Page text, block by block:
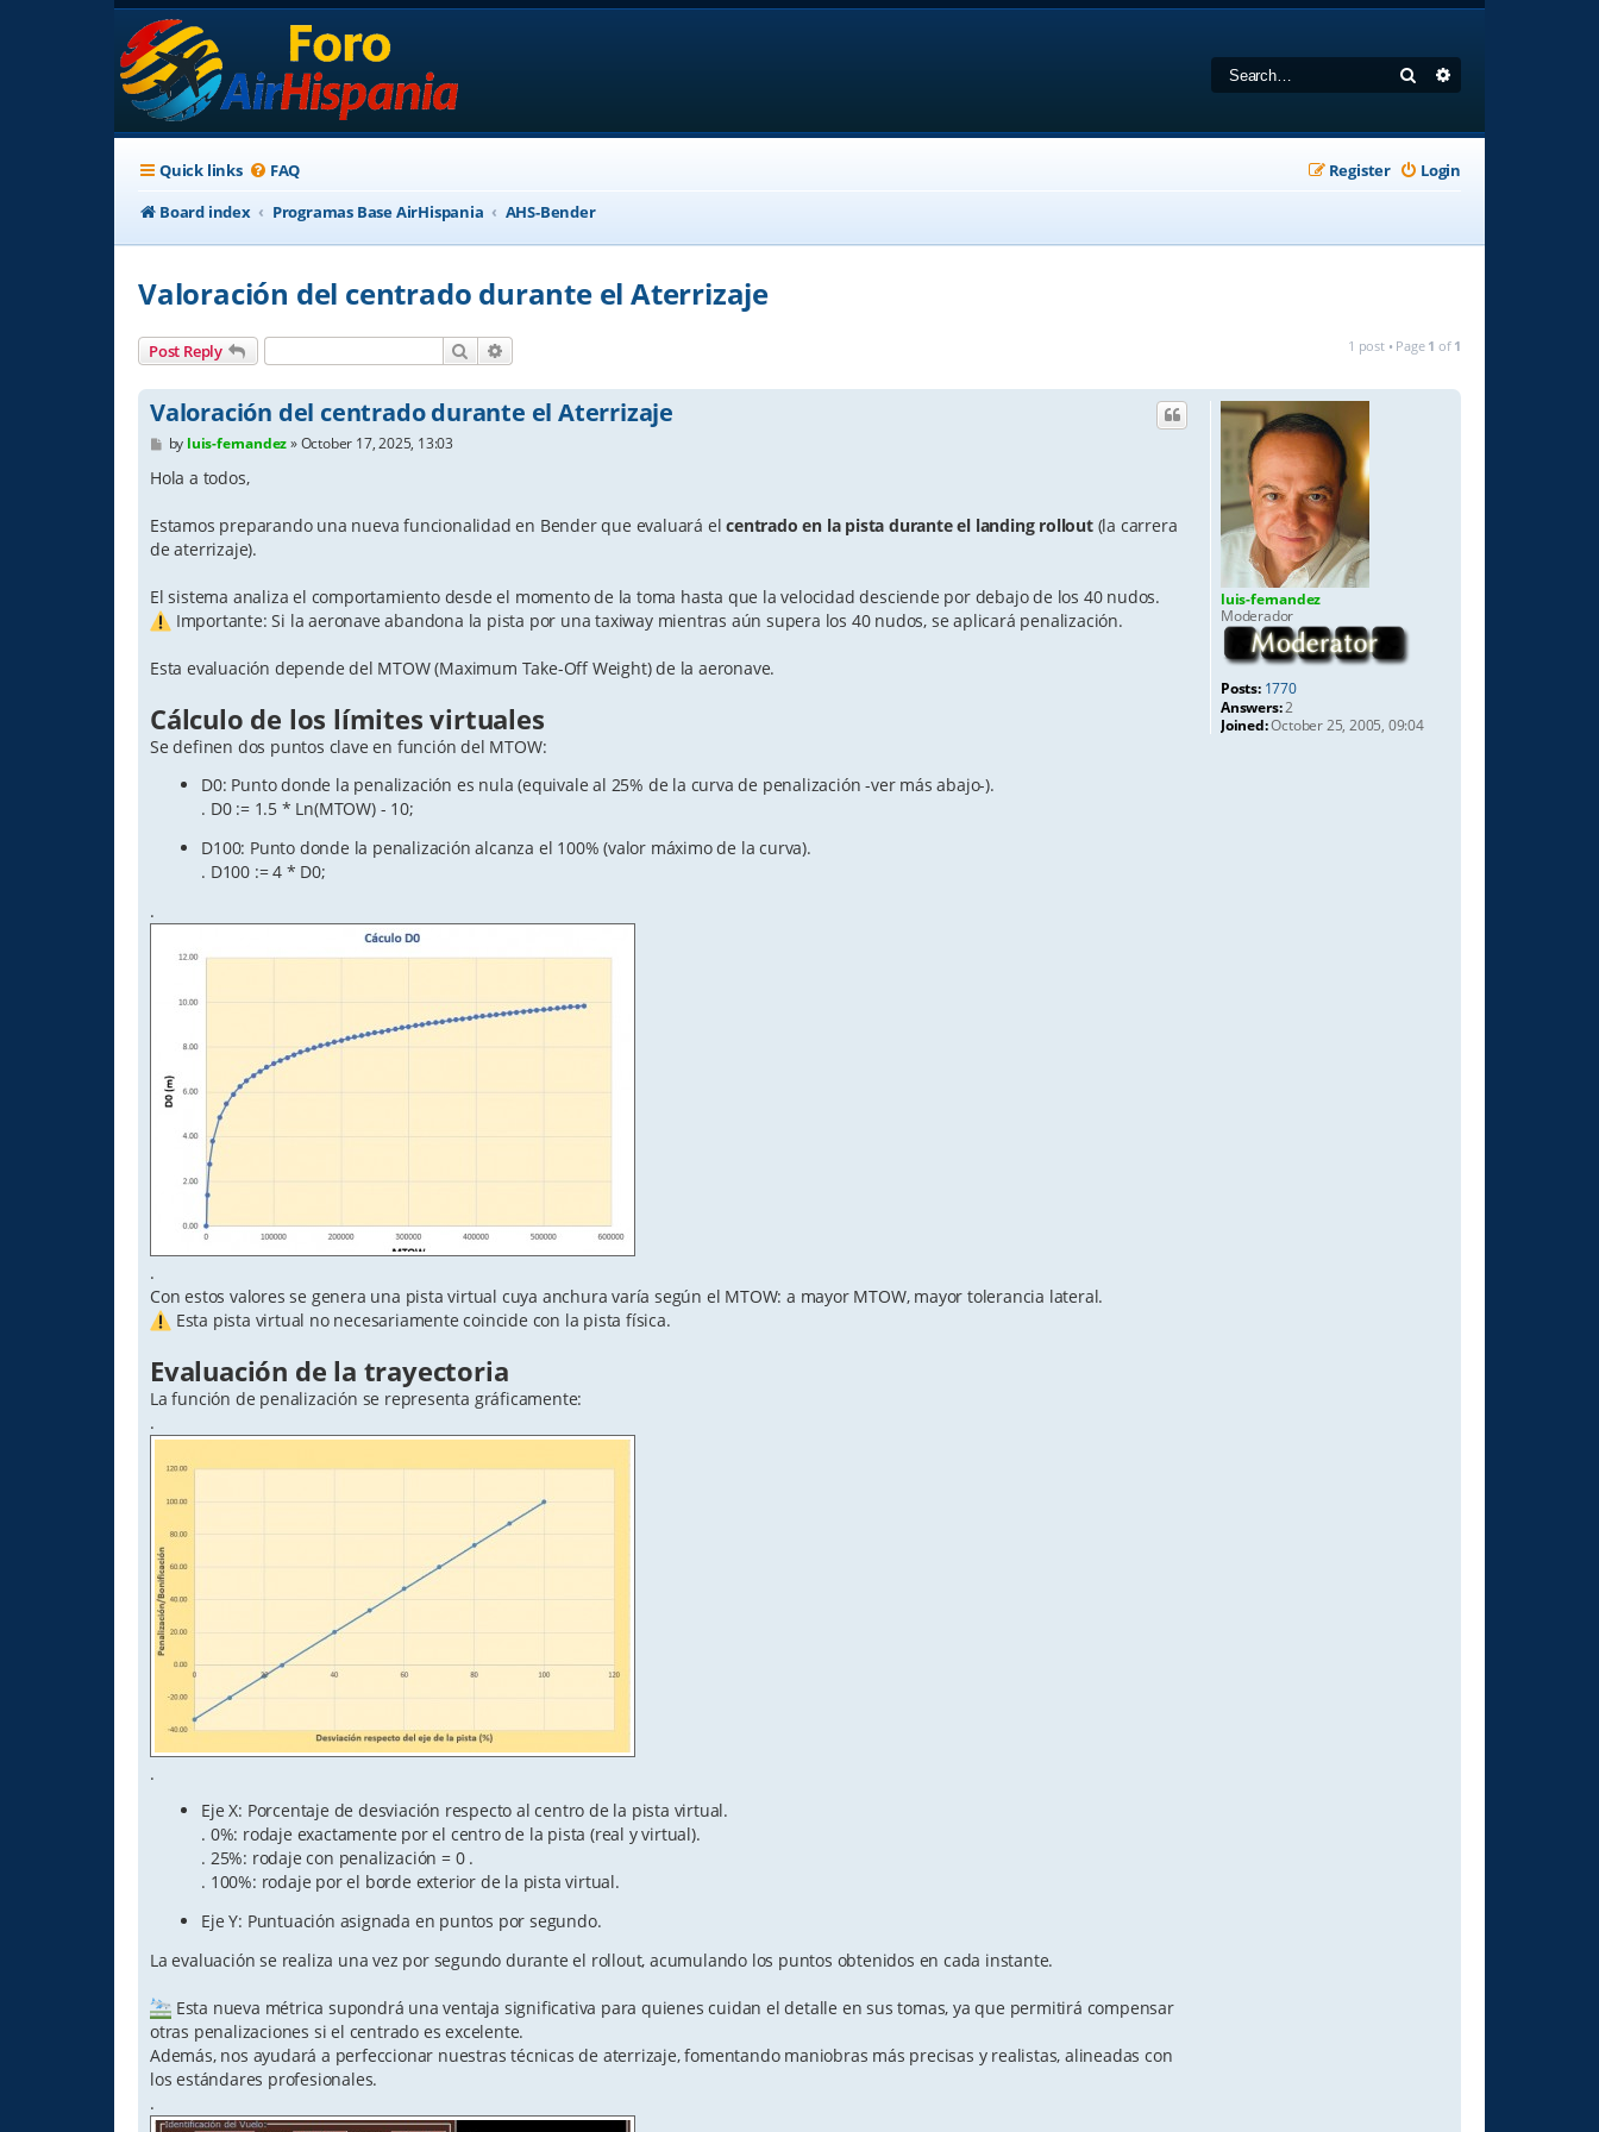
Search
Quick links FAQ Login
Register
Board index
Programas Base AirHispania AHS-Bender
Valoración del centrado durante el Aterrizaje
Post Reply Search 1 post • Page 1 of 1
luis-fernandez
Moderador
Posts: 1770
Answers:2
Joined:October 25, 2005, 09:04
Valoración del centrado durante el Aterrizaje
P
s
by luis-fernandez»October 17, 2025, 13:03
Hola a todos,
Estamos preparando una nueva funcionalidad en Bender que evaluará elcentrado en la pista durante el landing rollout (la carrera
de aterrizaje).
El sistema analiza el comportamiento desde el momento de la toma hasta que la velocidad desciende por debajo de los 40 nudos.
Importante: Si la aeronave abandona la pista por una taxiway mientras aún supera los 40 nudos, se aplicará penalización.
Esta evaluación depende del MTOW (Maximum Take-Off Weight) de la aeronave.
Cálculo de los límites virtuales
Se definen dos puntos clave en función del MTOW:
D0: Punto donde la penalización es nula (equivale al 25% de la curva de penalización -ver más abajo-).
. D0 := 1.5 * Ln(MTOW) - 10;
D100: Punto donde la penalización alcanza el 100% (valor máximo de la curva).
. D100 := 4 * D0;
.
.
Con estos valores se genera una pista virtual cuya anchura varía según el MTOW: a mayor MTOW, mayor tolerancia lateral.
Esta pista virtual no necesariamente coincide con la pista física.
Evaluación de la trayectoria
La función de penalización se representa gráficamente:
.
.
Eje X: Porcentaje de desviación respecto al centro de la pista virtual.
. 0%: rodaje exactamente por el centro de la pista (real y virtual).
. 25%: rodaje con penalización = 0 .
. 100%: rodaje por el borde exterior de la pista virtual.
Eje Y: Puntuación asignada en puntos por segundo.
La evaluación se realiza una vez por segundo durante el rollout, acumulando los puntos obtenidos en cada instante.
Esta nueva métrica supondrá una ventaja significativa para quienes cuidan el detalle en sus tomas, ya que permitirá compensar
otras penalizaciones si el centrado es excelente.
Además, nos ayudará a perfeccionar nuestras técnicas de aterrizaje, fomentando maniobras más precisas y realistas, alineadas con
los estándares profesionales.
.